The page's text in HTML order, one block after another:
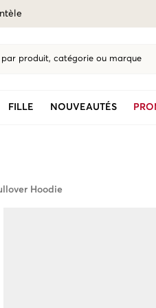
par produit, catégorie ou marque
FILLE NOUVEAUTÉS
Hoodie